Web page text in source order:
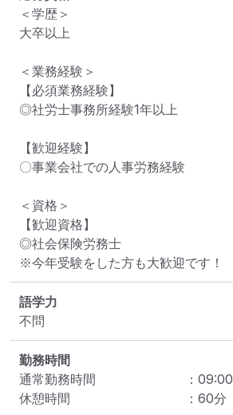
＜学歴＞
大卒以上
＜業務経験＞
【必須業務経験】
◎社労士事務所経験1年以上
【歓迎経験】
〇事業会社での人事労務経験
＜資格＞
【歓迎資格】
◎社会保険労務士
※今年受験をした方も大歓迎です！
語学力
不問
勤務時間
通常勤務時間
： 09:00
休憩時間
： 60分